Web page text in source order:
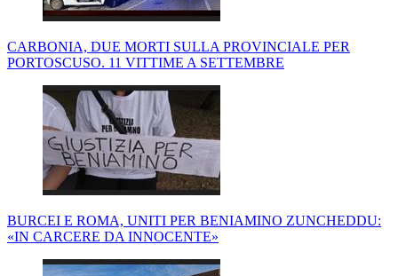
CARBONIA, DUE MORTI SULLA PROVINCIALE PER
PORTOSCUSO. 11 VITTIME A SETTEMBRE
BURCEI E ROMA, UNITI PER BENIAMINO ZUNCHEDDU:
«IN CARCERE DA INNOCENTE»